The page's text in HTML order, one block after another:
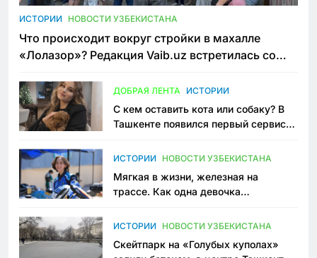
ИСТОРИИ НОВОСТИ УЗБЕКИСТАНА
Что происходит вокруг стройки в махалле
«Лолазор»? Редакция Vaib.uz встретилась со
ДОБРАЯ ЛЕНТА ИСТОРИИ
С кем оставить кота или собаку? В
Ташкенте появился первый сервис
ИСТОРИИ НОВОСТИ УЗБЕКИСТАНА
Мягкая в жизни, железная на
трассе. Как одна девочка
Узбекистане
ИСТОРИИ НОВОСТИ УЗБЕКИСТАНА
Скейтпарк на «Голубых куполах»